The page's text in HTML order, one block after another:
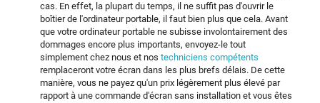
cas. En effet, la plupart du temps, il ne suffit pas d'ouvrir le
boîtier de l'ordinateur portable, il faut bien plus que cela. Avant
que votre ordinateur portable ne subisse involontairement des
dommages encore plus importants, envoyez-le tout
simplement chez nous et nos techniciens compétents
remplaceront votre écran dans les plus brefs délais. De cette
manière, vous ne payez qu'un prix légèrement plus élevé par
rapport à une commande d'écran sans installation et vous êtes